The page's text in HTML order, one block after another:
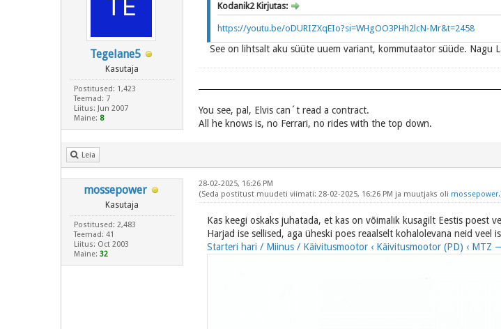
Tegelane5
Kasutaja
Postitused: 1,423
Teemad: 7
Liitus: Jun 2007
Maine: 8
Kodanik2 Kirjutas:
https://youtu.be/oDURIZXqEIo?si=WHgOO3PHh2lcN-Mr&t=2458
See on lihtsalt aku süüte uuem variant, kommutaator süüde. Nagu
You see, pal, Elvis can´t read a contract.
All he knows is, no Ferrari, no rides with the top down.
Leia
mossepower
Kasutaja
Postitused: 2,483
Teemad: 41
Liitus: Oct 2003
Maine: 32
28-02-2025, 16:26 PM
(Seda postitust muudeti viimati: 28-02-2025, 16:26 PM ja muutjaks oli mossepower
Kas keegi oskaks juhatada, et kas on võimalik kusagilt Eestis poest
Harjad ise sellised, aga üheski poes reaalselt kohalolevana neid veel
Starteri hari / Miinus / Käivitusmootor ‹ Käivitusmootor (PD) ‹ MTZ